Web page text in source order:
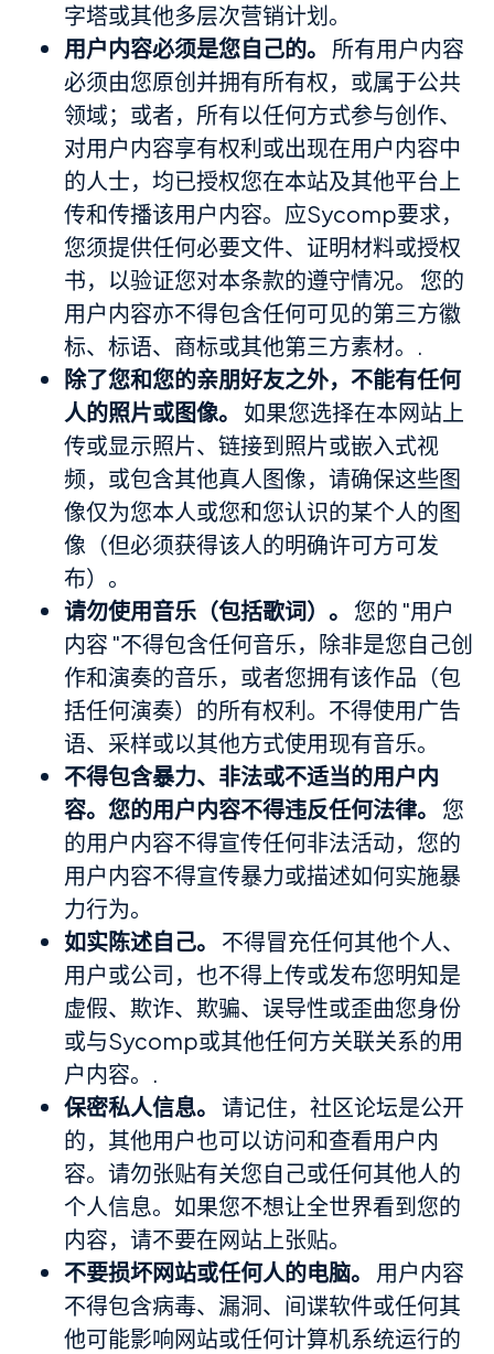
字塔或其他多层次营销计划。
用户内容必须是您自己的。
所有用户内容
必须由您原创并拥有所有权，或属于公共
领域；或者，所有以任何方式参与创作、
对用户内容享有权利或出现在用户内容中
的人士，均已授权您在本站及其他平台上
传和传播该用户内容。应Sycomp要求，
您须提供任何必要文件、证明材料或授权
书，以验证您对本条款的遵守情况。 您的
用户内容亦不得包含任何可见的第三方徽
标、标语、商标或其他第三方素材。.
除了您和您的亲朋好友之外，不能有任何
人的照片或图像。
如果您选择在本网站上
传或显示照片、链接到照片或嵌入式视
频，或包含其他真人图像，请确保这些图
像仅为您本人或您和您认识的某个人的图
像（但必须获得该人的明确许可方可发
布）。
请勿使用音乐（包括歌词）。 您的 "用户
内容 "不得包含任何音乐，除非是您自己创
作和演奏的音乐，或者您拥有该作品（包
括任何演奏）的所有权利。不得使用广告
语、采样或以其他方式使用现有音乐。
不得包含暴力、非法或不适当的用户内
容。您的用户内容不得违反任何法律。 您
的用户内容不得宣传任何非法活动，您的
用户内容不得宣传暴力或描述如何实施暴
力行为。
如实陈述自己。
不得冒充任何其他个人、
用户或公司，也不得上传或发布您明知是
虚假、欺诈、欺骗、误导性或歪曲您身份
或与Sycomp或其他任何方关联关系的用
户内容。.
保密私人信息。 请记住，社区论坛是公开
的，其他用户也可以访问和查看用户内
容。请勿张贴有关您自己或任何其他人的
个人信息。如果您不想让全世界看到您的
内容，请不要在网站上张贴。
不要损坏网站或任何人的电脑。
用户内容
不得包含病毒、漏洞、间谍软件或任何其
他可能影响网站或任何计算机系统运行的